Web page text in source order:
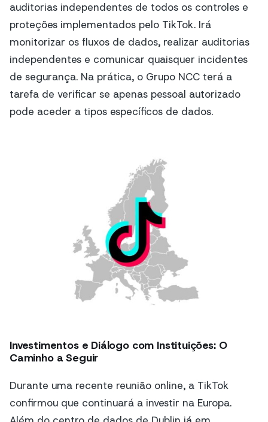
auditorias independentes de todos os controles e
proteções implementados pelo TikTok. Irá
monitorizar os fluxos de dados, realizar auditorias
independentes e comunicar quaisquer incidentes
de segurança. Na prática, o Grupo NCC terá a
tarefa de verificar se apenas pessoal autorizado
pode aceder a tipos específicos de dados.
Investimentos e Diálogo com Instituições: O
Caminho a Seguir
Durante uma recente reunião online, a TikTok
confirmou que continuará a investir na Europa.